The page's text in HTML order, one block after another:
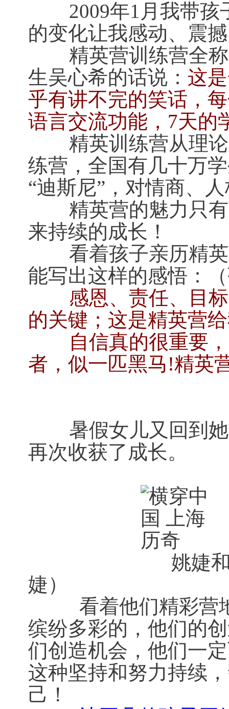
2009年1月我带孩
的变化让我感动、震
精英营训练营全称“
生吴心希的话说： 这
乎有讲不完的笑话，
语言交流功能，7天的
精英训练营从理论
练营，全国有几十万
“迪斯尼”，对情商、
精英营的魅力只有
来持续的成长！
看着孩子亲历精英
能写出这样的感悟：
感恩、责任、目标
的关键；这是精英营
自信真的很重要，
者，似一匹黑马!精
暑假女儿又回到她
再次收获了成长。
姚婕和她的团
婕） 姚婕在
看着他们精彩营地
缤纷多彩的，他们的
们创造机会，他们一
这种坚持和努力持续
己！